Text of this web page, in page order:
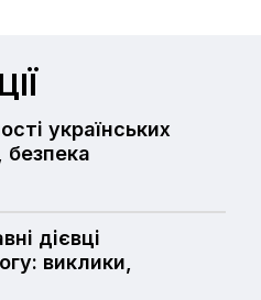
українських
безпека
дієвці
виклики,